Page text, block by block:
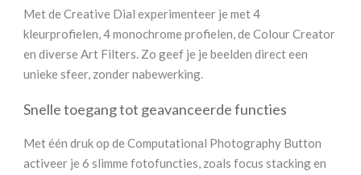
Met de Creative Dial experimenteer je met 4
kleurprofielen, 4 monochrome profielen, de Colour Creator
en diverse Art Filters. Zo geef je je beelden direct een
unieke sfeer, zonder nabewerking.
Snelle toegang tot geavanceerde functies
Met één druk op de Computational Photography Button
activeer je 6 slimme fotofuncties, zoals focus stacking en